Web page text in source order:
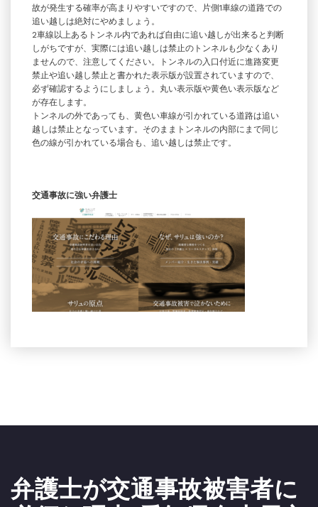
故が発生する確率が高まりやすいですので、片側1車線の道路での
追い越しは絶対にやめましょう。
2車線以上あるトンネル内であれば自由に追い越しが出来ると判断
しがちですが、実際には追い越しは禁止のトンネルも少なくあり
ませんので、注意してください。トンネルの入口付近に進路変更
禁止や追い越し禁止と書かれた表示版が設置されていますので、
必ず確認するようにしましょう。丸い表示版や黄色い表示版など
が存在します。
トンネルの外であっても、黄色い車線が引かれている道路は追い
越しは禁止となっています。そのままトンネルの内部にまで同じ
色の線が引かれている場合も、追い越しは禁止です。
交通事故に強い弁護士
弁護士が交通事故被害者に